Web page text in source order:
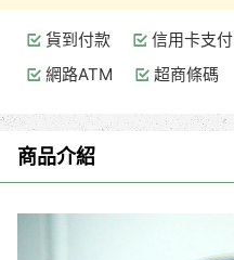
貨到付款 信用卡支付
網路ATM
超商條碼
商品介紹